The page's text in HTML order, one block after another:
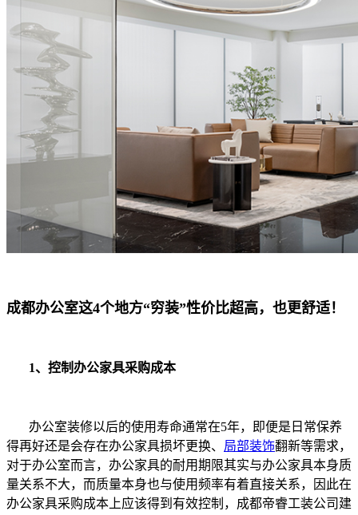
成都办公室这4个地方“穷装”性价比超高，也更舒适！
1、控制办公家具采购成本
办公室装修以后的使用寿命通常在5年，即便是日常保养
得再好还是会存在办公家具损坏更换、 局部装饰翻新等需求，
对于办公室而言，办公家具的耐用期限其实与办公家具本身质
量关系不大，而质量本身也与使用频率有着直接关系，因此在
办公家具采购成本上应该得到有效控制，成都帝睿工装公司建